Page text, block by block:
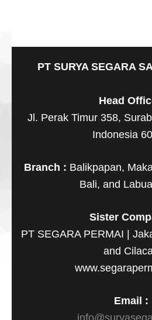
PT SURYA SEGARA
Head
Jl. Perak Timur 358,
Indonesia
Branch : Balikpapan,
Bali, and
Sister
PT SEGARA PERMAI |
and
Email :